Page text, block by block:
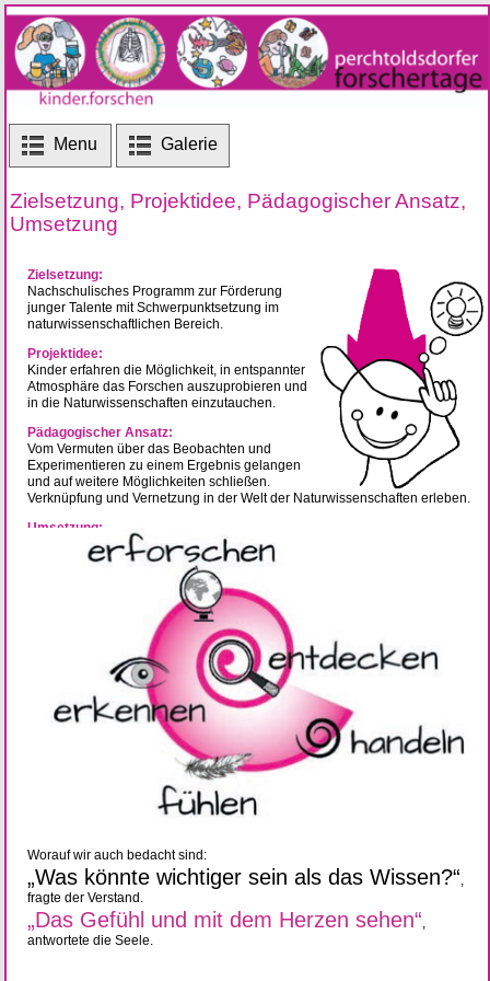
Menu Galerie
Zielsetzung, Projektidee, Pädagogischer Ansatz,
Umsetzung
Zielsetzung:
Nachschulisches Programm zur Förderung
junger Talente mit Schwerpunktsetzung im
naturwissenschaftlichen Bereich.
Projektidee:
Kinder erfahren die Möglichkeit, in entspannter
Atmosphäre das Forschen auszuprobieren und
in die Naturwissenschaften einzutauchen.
Pädagogischer Ansatz:
Vom Vermuten über das Beobachten und
Experimentieren zu einem Ergebnis gelangen
und auf weitere Möglichkeiten schließen.
Verknüpfung und Vernetzung in der Welt der Naturwissenschaften erleben.
Umsetzung:
Worauf wir auch bedacht sind:
„Was könnte wichtiger sein als das Wissen?“,
fragte der Verstand.
„Das Gefühl und mit dem Herzen sehen“,
antwortete die Seele.